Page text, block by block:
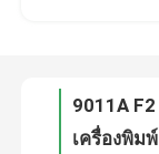
ทัวร์โรงงาน